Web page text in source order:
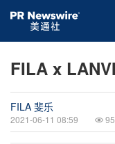
FILA x
FILA 斐乐
2021-06-11 08:59